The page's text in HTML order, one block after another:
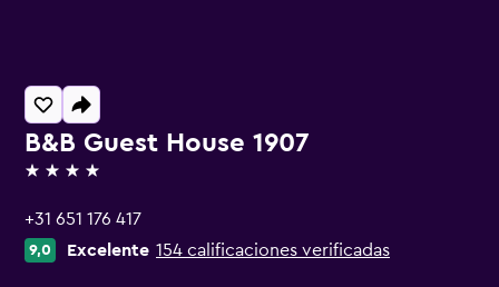
B&B Guest House 1907
4 estrellas
+31 651 176 417
9,0 Excelente 154 calificaciones verificadas